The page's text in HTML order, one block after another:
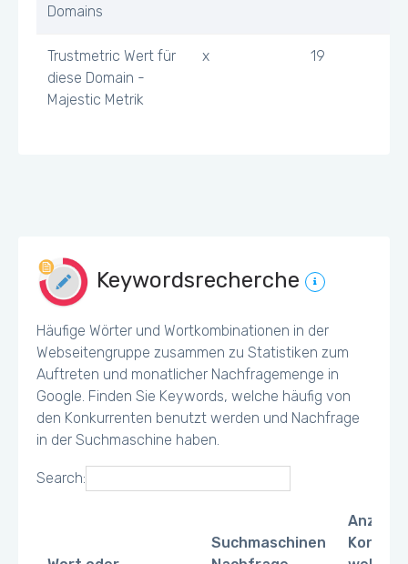
Domains
Trustmetric Wert für
diese Domain -
Majestic Metrik
x 19
Keywordsrecherche
Häufige Wörter und Wortkombinationen in der
Webseitengruppe zusammen zu Statistiken zum
Auftreten und monatlicher Nachfragemenge in
Google. Finden Sie Keywords, welche häufig von
den Konkurrenten benutzt werden und Nachfrage
in der Suchmaschine haben.
Search:
Suchmaschinen
Anzahl